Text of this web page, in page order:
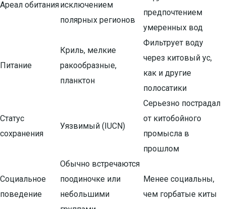
Ареал обитанияисключением
полярных регионов
предпочтением
умеренных вод
Питание
Криль, мелкие
ракообразные,
планктон
Фильтрует воду
через китовый ус,
как и другие
полосатики
Статус
сохранения
Уязвимый (IUCN)
Серьезно пострадал
от китобойного
промысла в
прошлом
Социальное
поведение
Обычно встречаются
поодиночке или
небольшими
Менее социальны,
чем горбатые киты